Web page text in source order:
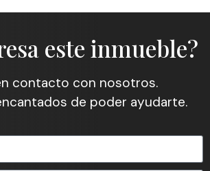
este inmueble?
contacto con nosotros.
de poder ayudarte.